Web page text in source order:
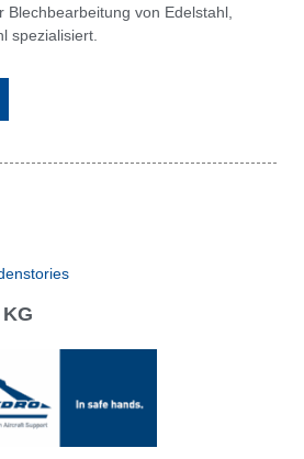
Blechbearbeitung von Edelstahl,
spezialisiert.